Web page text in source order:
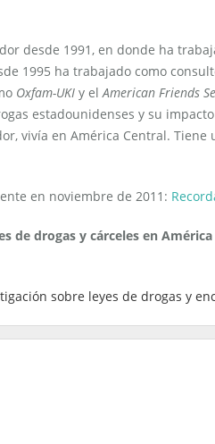
desde 1991, en donde ha
1995 ha trabajado como
Oxfam-UKI y elAmerican Friends
estadounidenses y su
vivía en América Central.
en noviembre de 2011:
de drogas y cárceles en
sobre leyes de drogas y